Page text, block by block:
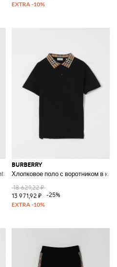
Check
BURBERRY
Хлопковое поло с воротником в
18 629,22 ₽
13 971,92 ₽
-25%